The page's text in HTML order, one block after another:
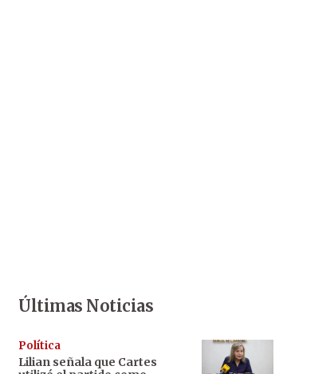
Últimas Noticias
Política
Lilian señala que Cartes